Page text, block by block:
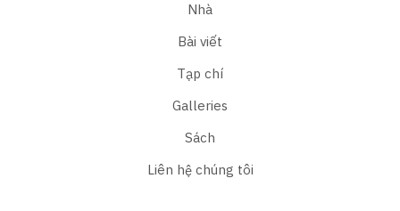
Nhà
Bài viết
Tạp chí
Galleries
Sách
Liên hệ chúng tôi